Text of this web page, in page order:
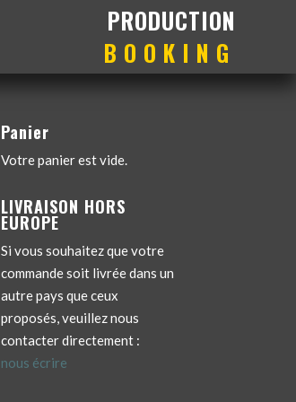
production
booking
Panier
Votre panier est vide.
LIVRAISON HORS
EUROPE
Si vous souhaitez que votre
commande soit livrée dans un
autre pays que ceux
proposés, veuillez nous
contacter directement :
nous écrire